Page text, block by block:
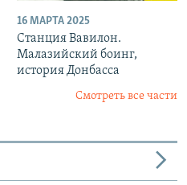
16 МАРТА 2025
Станция Вавилон.
Малазийский боинг,
история Донбасса
Смотреть все части